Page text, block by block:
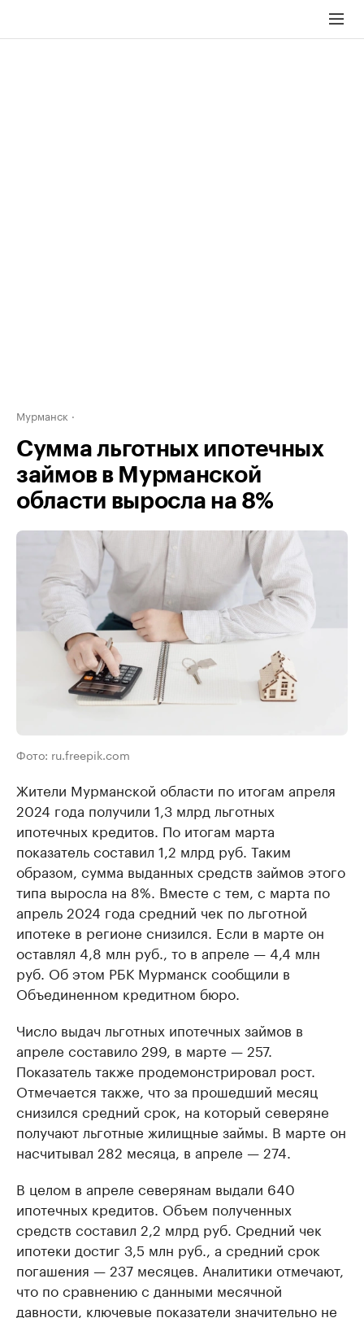
Мурманск
Сумма льготных ипотечных
займов в Мурманской
области выросла на 8%
Фото: ru.freepik.com
Жители Мурманской области по итогам апреля
2024 года получили 1,3 млрд льготных
ипотечных кредитов. По итогам марта
показатель составил 1,2 млрд руб. Таким
образом, сумма выданных средств займов этого
типа выросла на 8%. Вместе с тем, с марта по
апрель 2024 года средний чек по льготной
ипотеке в регионе снизился. Если в марте он
оставлял 4,8 млн руб., то в апреле — 4,4 млн
руб. Об этом РБК Мурманск сообщили в
Объединенном кредитном бюро.
Число выдач льготных ипотечных займов в
апреле составило 299, в марте — 257.
Показатель также продемонстрировал рост.
Отмечается также, что за прошедший месяц
снизился средний срок, на который северяне
получают льготные жилищные займы. В марте он
насчитывал 282 месяца, в апреле — 274.
В целом в апреле северянам выдали 640
ипотечных кредитов. Объем полученных
средств составил 2,2 млрд руб. Средний чек
ипотеки достиг 3,5 млн руб., а средний срок
погашения — 237 месяцев. Аналитики отмечают,
что по сравнению с данными месячной
давности, ключевые показатели значительно не